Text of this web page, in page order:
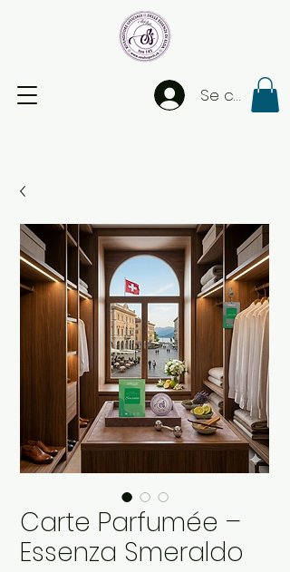
Se
Carte Parfumée –
Essenza Smeraldo